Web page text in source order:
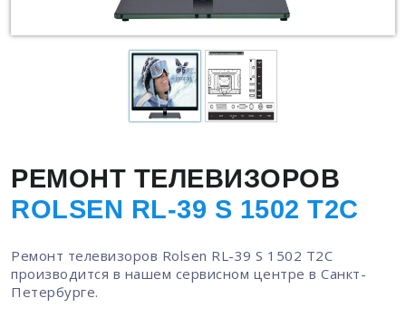
РЕМОНТ ТЕЛЕВИЗОРОВ
ROLSEN RL-39 S 1502 T2C
Ремонт телевизоров Rolsen RL-39 S 1502 T2C
производится в нашем сервисном центре в Санкт-
Петербурге.